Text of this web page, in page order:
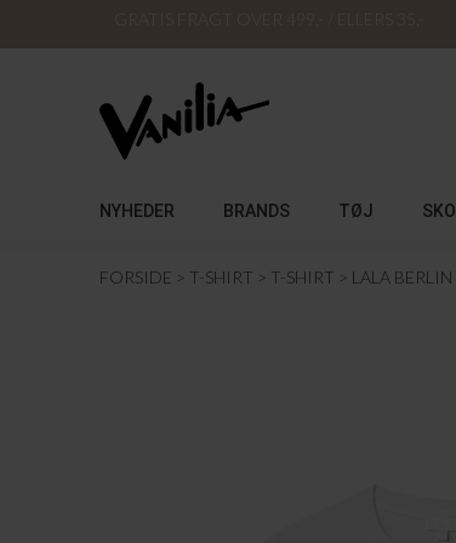
GRATIS FRAGT OVER 499,- / ELLERS 35,-
NYHEDER BRANDS TØJ SKO
FORSIDE T-SHIRT T-SHIRT LALA BERLIN